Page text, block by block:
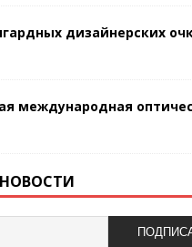
дизайнерских
международная